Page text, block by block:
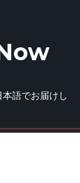
本語でお届けし